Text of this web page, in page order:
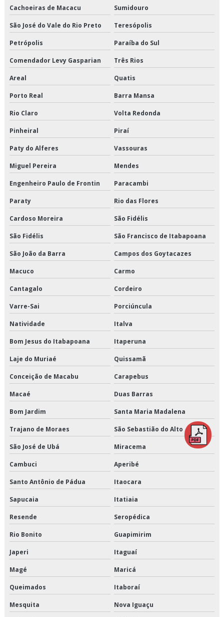
Crossdocking em sp
Crossdocking preço
Crossdocking valor
Distribuição de alimentos climatizados em sp
Distribuição de alimentos climatizados preço
Distribuição de alimentos climatizados são paulo
Distribuição de alimentos climatizados valor
Distribuição de alimentos congelados em sp
Distribuição de alimentos congelados preço
Distribuição de alimentos congelados são paulo
Distribuição de alimentos congelados valor
Distribuição de alimentos refrigerados em sp
Distribuição de alimentos refrigerados são paulo
Distribuição de alimentos refrigerados valor
Distribuição de cargas logística
Distribuição de congelados e climatizados
Distribuição de refrigerados e climatizados
Distribuição de refrigerados e congelados
Distribuição fracionada
Distribuidora de cargas
Empresa de armazenagem de cargas
Empresa de armazenagem de produtos perecíveis
Empresa de armazenagem e distribuição
Empresa de armazenagem para alimentos climatizados
Empresa de armazenagem para alimentos congelados
Empresa de armazenagem para alimentos refrigerados
Cachoeiras de Macacu Sumidouro
São José do Vale do Rio Preto Teresópolis
Petrópolis Paraíba do Sul
Comendador Levy Gasparian Três Rios
Areal Quatis
Porto Real Barra Mansa
Rio Claro Volta Redonda
Pinheiral Piraí
Paty do Alferes Vassouras
Miguel Pereira Mendes
Engenheiro Paulo de Frontin Paracambi
Paraty Rio das Flores
Cardoso Moreira São Fidélis
São Fidélis São Francisco de Itabapoana
São João da Barra Campos dos Goytacazes
Macuco Carmo
Cantagalo Cordeiro
Varre-Sai Porciúncula
Natividade Italva
Bom Jesus do Itabapoana Itaperuna
Laje do Muriaé Quissamã
Conceição de Macabu Carapebus
Macaé Duas Barras
Bom Jardim Santa Maria Madalena
Trajano de Moraes São Sebastião do Alto
São José de Ubá Miracema
Cambuci Aperibé
Santo Antônio de Pádua Itaocara
Sapucaia Itatiaia
Resende Seropédica
Rio Bonito Guapimirim
Japeri Itaguaí
Magé Maricá
Queimados Itaboraí
Mesquita Nova Iguaçu